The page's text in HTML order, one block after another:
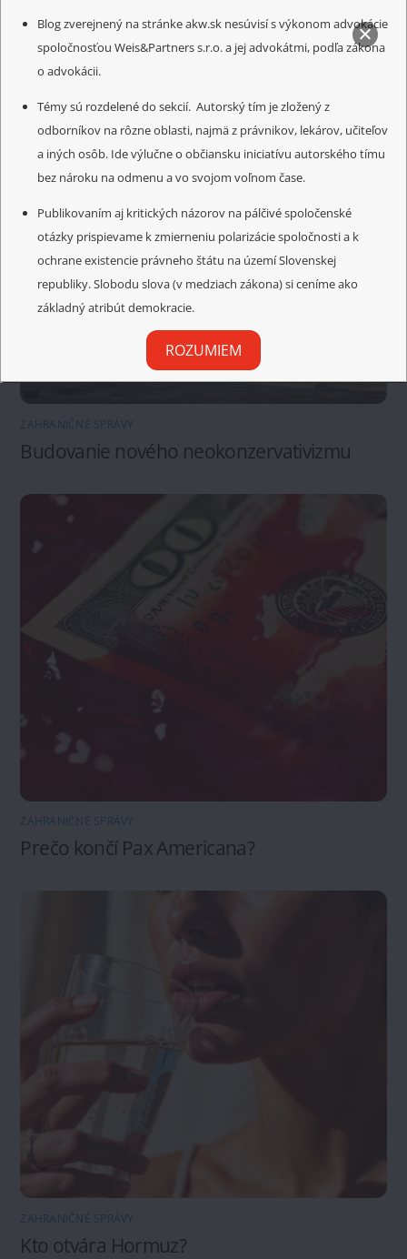
Blog zverejnený na stránke akw.sk nesúvisí s výkonom advokácie
spoločnosťou Weis&Partners s.r.o. a jej advokátmi, podľa zákona
o advokácii.
Témy sú rozdelené do sekcií. Autorský tím je zložený z
odborníkov na rôzne oblasti, najmä z právnikov, lekárov, učiteľov
a iných osôb. Ide výlučne o občiansku iniciatívu autorského tímu
bez nároku na odmenu a vo svojom voľnom čase.
Publikovaním aj kritických názorov na pálčivé spoločenské
otázky prispievame k zmierneniu polarizácie spoločnosti a k
ochrane existencie právneho štátu na území Slovenskej
republiky. Slobodu slova (v medziach zákona) si ceníme ako
základný atribút demokracie.
ROZUMIEM
Related Posts
ZAHRANIČNÉ SPRÁVY
Budovanie nového neokonzervativizmu
ZAHRANIČNÉ SPRÁVY
Prečo končí Pax Americana?
ZAHRANIČNÉ SPRÁVY
Kto otvára Hormuz?